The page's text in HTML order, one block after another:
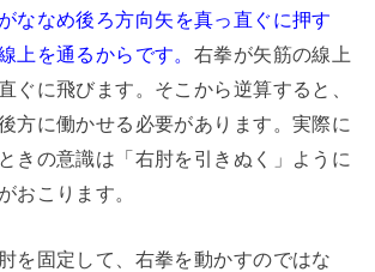
ななめ後ろ方向矢を真っ直ぐに押す
上を通るからです。 右拳が矢筋の線上
ぐに飛びます。そこから逆算すると、
方に働かせる必要があります。実際に
きの意識は「右肘を引きぬく」ように
おこります。
を固定して、右拳を動かすのではな